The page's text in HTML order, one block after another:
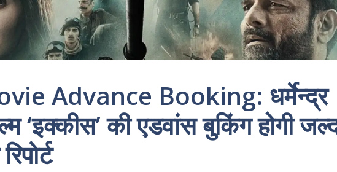
Advance Booking: धर्मेन्द्र
‘इक्कीस’ की एडवांस बुकिंग होगी